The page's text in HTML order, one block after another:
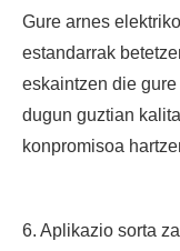
Gure arnes
estandarrak
eskaintzen die
dugun guztian
konpromisoa
6. Aplikazio sorta